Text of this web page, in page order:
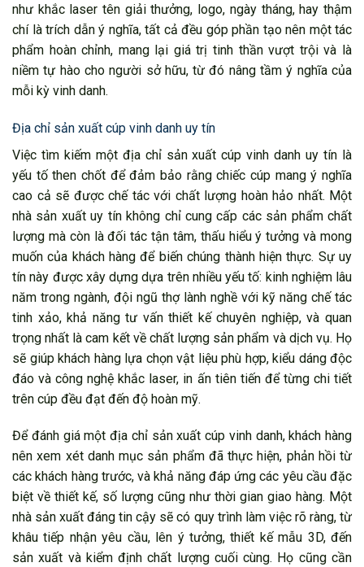
như khắc laser tên giải thưởng, logo, ngày tháng, hay thậm
chí là trích dẫn ý nghĩa, tất cả đều góp phần tạo nên một tác
phẩm hoàn chỉnh, mang lại giá trị tinh thần vượt trội và là
niềm tự hào cho người sở hữu, từ đó nâng tầm ý nghĩa của
mỗi kỳ vinh danh.
Địa chỉ sản xuất cúp vinh danh uy tín
Việc tìm kiếm một địa chỉ sản xuất cúp vinh danh uy tín là
yếu tố then chốt để đảm bảo rằng chiếc cúp mang ý nghĩa
cao cả sẽ được chế tác với chất lượng hoàn hảo nhất. Một
nhà sản xuất uy tín không chỉ cung cấp các sản phẩm chất
lượng mà còn là đối tác tận tâm, thấu hiểu ý tưởng và mong
muốn của khách hàng để biến chúng thành hiện thực. Sự uy
tín này được xây dựng dựa trên nhiều yếu tố: kinh nghiệm lâu
năm trong ngành, đội ngũ thợ lành nghề với kỹ năng chế tác
tinh xảo, khả năng tư vấn thiết kế chuyên nghiệp, và quan
trọng nhất là cam kết về chất lượng sản phẩm và dịch vụ. Họ
sẽ giúp khách hàng lựa chọn vật liệu phù hợp, kiểu dáng độc
đáo và công nghệ khắc laser, in ấn tiên tiến để từng chi tiết
trên cúp đều đạt đến độ hoàn mỹ.
Để đánh giá một địa chỉ sản xuất cúp vinh danh, khách hàng
nên xem xét danh mục sản phẩm đã thực hiện, phản hồi từ
các khách hàng trước, và khả năng đáp ứng các yêu cầu đặc
biệt về thiết kế, số lượng cũng như thời gian giao hàng. Một
nhà sản xuất đáng tin cậy sẽ có quy trình làm việc rõ ràng, từ
khâu tiếp nhận yêu cầu, lên ý tưởng, thiết kế mẫu 3D, đến
sản xuất và kiểm định chất lượng cuối cùng. Họ cũng cần